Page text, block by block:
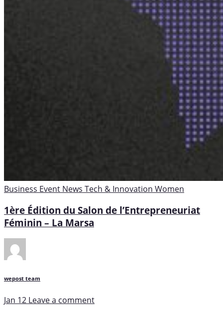
Business Event News Tech & Innovation Women
1ère Édition du Salon de l’Entrepreneuriat
Féminin – La Marsa
wepost team
Jan 12 Leave a comment